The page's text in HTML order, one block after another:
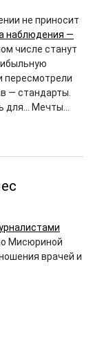
не приносит
наблюдения —
числе станут
пересмотрели
— стандарты.
для… Мечты…
Мисюриной
врачей и